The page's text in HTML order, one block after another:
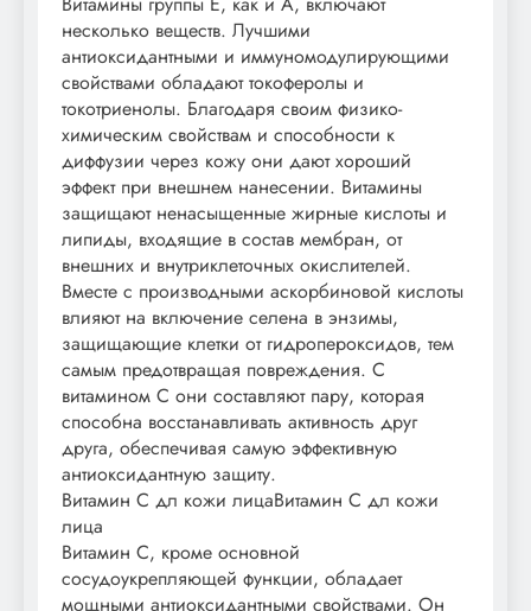
несколько веществ. Лучшими
антиоксидантными и иммуномодулирующими
свойствами обладают токоферолы и
токотриенолы. Благодаря своим физико-
химическим свойствам и способности к
диффузии через кожу они дают хороший
эффект при внешнем нанесении. Витамины
защищают ненасыщенные жирные кислоты и
липиды, входящие в состав мембран, от
внешних и внутриклеточных окислителей.
Вместе с производными аскорбиновой кислоты
влияют на включение селена в энзимы,
защищающие клетки от гидропероксидов, тем
самым предотвращая повреждения. С
витамином С они составляют пару, которая
способна восстанавливать активность друг
друга, обеспечивая самую эффективную
антиоксидантную защиту.
Витамин С дл кожи лицаВитамин С дл кожи
лица
Витамин С, кроме основной
сосудоукрепляющей функции, обладает
мощными антиоксидантными свойствами. Он